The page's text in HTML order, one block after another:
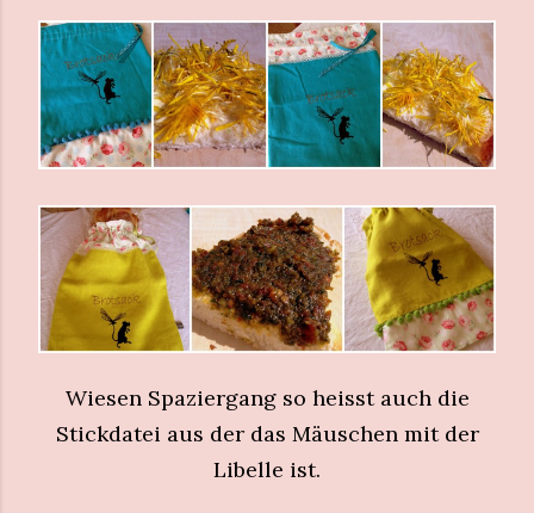
Wiesen Spaziergang so heisst auch die
Stickdatei aus der das Mäuschen mit der
Libelle ist.